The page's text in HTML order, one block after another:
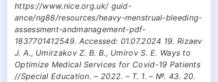
https://www.nice.org.uk/ guid-
ance/ng88/resources/heavy-menstrual-bleeding-
assessment-andmanagement-pdf-
1837701412549. Accessed: 01.07.2024 19. Rizaev
J. A., Umirzakov Z. B. B., Umirov S. E. Ways to
Optimize Medical Services for Covid-19 Patients
//Special Education. – 2022. – Т. 1. – №. 43. 20.